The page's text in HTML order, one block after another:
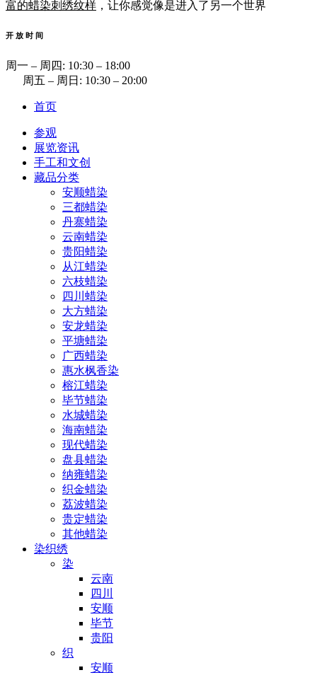
富的蜡染刺绣纹样 ，让你感觉像是进入了另一个世界
开 放 时 间
周一 ‒ 周四: 10:30 ‒ 18:00
周五 ‒ 周日: 10:30 ‒ 20:00
首页
参观
展览资讯
手工和文创
藏品分类
安顺蜡染
三都蜡染
丹寨蜡染
云南蜡染
贵阳蜡染
从江蜡染
六枝蜡染
四川蜡染
大方蜡染
安龙蜡染
平塘蜡染
广西蜡染
惠水枫香染
榕江蜡染
毕节蜡染
水城蜡染
海南蜡染
现代蜡染
盘县蜡染
纳雍蜡染
织金蜡染
荔波蜡染
贵定蜡染
其他蜡染
染织绣
染
云南
四川
安顺
毕节
贵阳
织
安顺